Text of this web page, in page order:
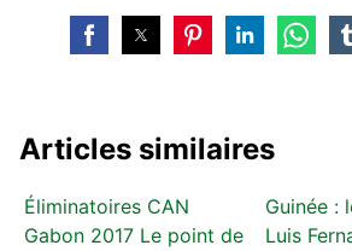
Articles similaires
Éliminatoires CAN
Gabon 2017 Le point de
Guinée :
Luis